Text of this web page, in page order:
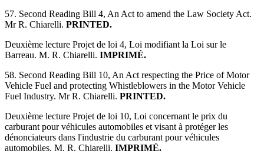
57. Second Reading Bill 4, An Act to amend the Law Society Act.
Mr R. Chiarelli. PRINTED.
Deuxième lecture Projet de loi 4, Loi modifiant la Loi sur le
Barreau. M. R. Chiarelli. IMPRIMÉ.
58. Second Reading Bill 10, An Act respecting the Price of Motor
Vehicle Fuel and protecting Whistleblowers in the Motor Vehicle
Fuel Industry. Mr R. Chiarelli. PRINTED.
Deuxième lecture Projet de loi 10, Loi concernant le prix du
carburant pour véhicules automobiles et visant à protéger les
dénonciateurs dans l'industrie du carburant pour véhicules
automobiles. M. R. Chiarelli. IMPRIMÉ.